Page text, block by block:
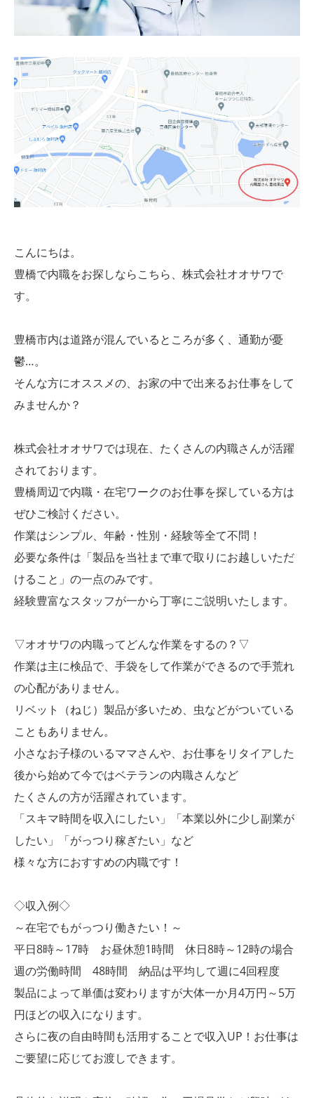
こんにちは。
豊橋で内職をお探しならこちら、株式会社オオサワで
す。
豊橋市内は道路が混んでいるところが多く、通勤が憂
鬱…。
そんな方にオススメの、お家の中で出来るお仕事をして
みませんか？
株式会社オオサワでは現在、たくさんの内職さんが活躍
されております。
豊橋周辺で内職・在宅ワークのお仕事を探している方は
ぜひご検討ください。
作業はシンプル、年齢・性別・経験等全て不問！
必要な条件は「製品を当社まで車で取りにお越しいただ
けること」の一点のみです。
経験豊富なスタッフが一から丁寧にご説明いたします。
▽オオサワの内職ってどんな作業をするの？▽
作業は主に検品で、手袋をして作業ができるので手荒れ
の心配がありません。
リベット（ねじ）製品が多いため、虫などがついている
こともありません。
小さなお子様のいるママさんや、お仕事をリタイアした
後から始めて今ではベテランの内職さんなど
たくさんの方が活躍されています。
「スキマ時間を収入にしたい」「本業以外に少し副業が
したい」「がっつり稼ぎたい」など
様々な方におすすめの内職です！
◇収入例◇
～在宅でもがっつり働きたい！～
平日8時～17時 お昼休憩1時間 休日8時～12時の場合
週の労働時間 48時間 納品は平均して週に4回程度
製品によって単価は変わりますが大体一か月4万円～5万
円ほどの収入になります。
さらに夜の自由時間も活用することで収入UP！お仕事は
ご要望に応じてお渡しできます。